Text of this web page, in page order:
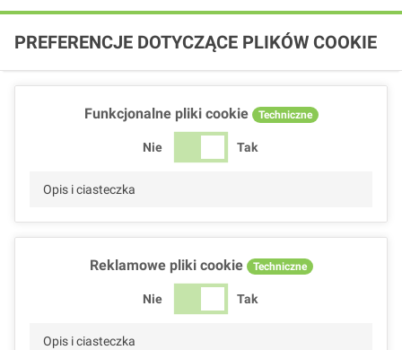
PREFERENCJE DOTYCZĄCE PLIKÓW COOKIE
Funkcjonalne pliki cookie Techniczne
Nie Tak
Opis i ciasteczka
Reklamowe pliki cookie Techniczne
Nie Tak
Opis i ciasteczka